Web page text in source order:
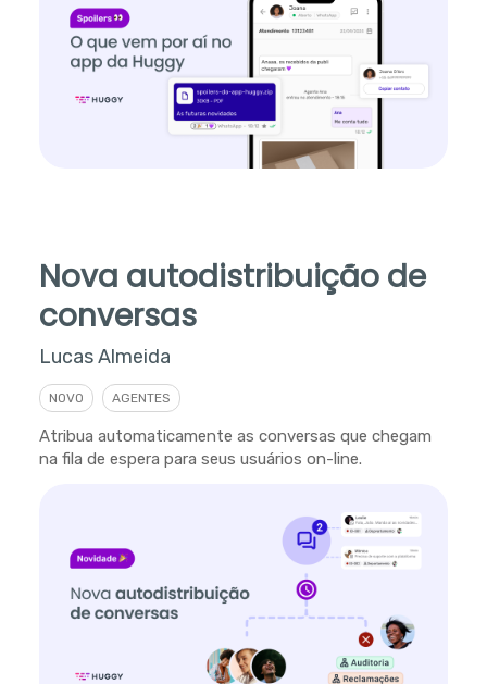
Nova autodistribuição de
conversas
Lucas Almeida
NOVO AGENTES
Atribua automaticamente as conversas que chegam
na fila de espera para seus usuários on-line.